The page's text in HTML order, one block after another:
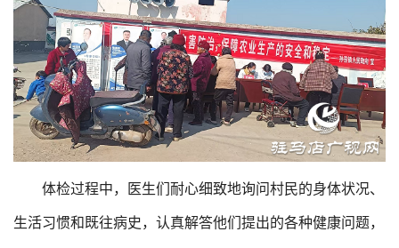
体检过程中，医生们耐心细致地询问村民的身体状况、
生活习惯和既往病史，认真解答他们提出的各种健康问题，